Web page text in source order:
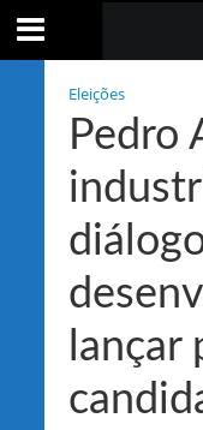
Eleições
Pedro
lançar